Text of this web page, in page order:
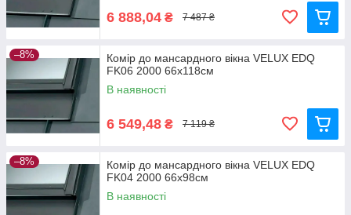
6 888,04 ₴ 7 487 ₴
–8%
Комір до мансардного вікна VELUX EDQ
FK06 2000 66x118см
В наявності
6 549,48 ₴ 7 119 ₴
–8%
Комір до мансардного вікна VELUX EDQ
FK04 2000 66x98см
В наявності